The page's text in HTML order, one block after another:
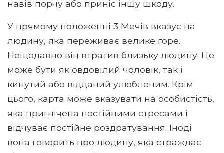
навів порчу або приніс іншу шкоду.
У прямому положенні 3 Мечів вказує на
людину, яка переживає велике горе.
Нещодавно він втратив близьку людину. Це
може бути як овдовілий чоловік, так і
кинутий або відданий улюбленим. Крім
цього, карта може вказувати на особистість,
яка пригнічена постійними стресами і
відчуває постійне роздратування. Іноді
вона говорить про людину, яка страждає